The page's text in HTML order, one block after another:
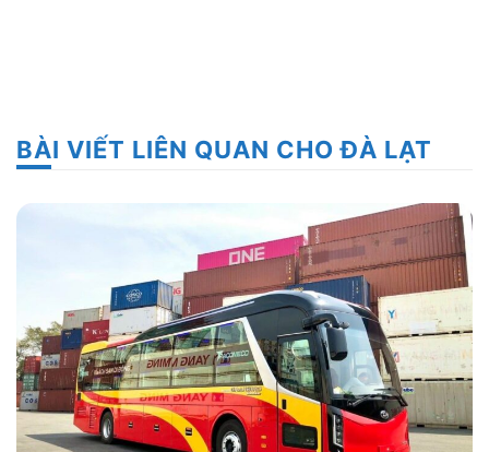
BÀI VIẾT LIÊN QUAN CHO ĐÀ LẠT